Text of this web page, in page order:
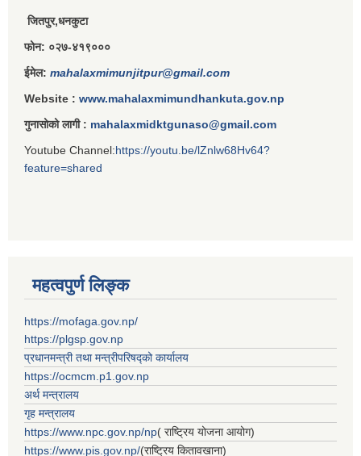
जितपुर,धनकुटा
फोन: ०२७-४१९०००
ईमेल: mahalaxmimunjitpur@gmail.com
Website : www.mahalaxmimundhankuta.gov.np
गुनासोको लागी : mahalaxmidktgunaso@gmail.com
Youtube Channel:https://youtu.be/lZnlw68Hv64?
feature=shared
महत्वपुर्ण लिङ्क
https://mofaga.gov.np/
https://plgsp.gov.np
प्रधानमन्त्री तथा मन्त्रीपरिषद्को कार्यालय
https://ocmcm.p1.gov.np
अर्थ मन्त्रालय
गृह मन्त्रालय
https://www.npc.gov.np/np( राष्ट्रिय योजना आयोग)
https://www.pis.gov.np/(राष्ट्रिय कितावखाना)